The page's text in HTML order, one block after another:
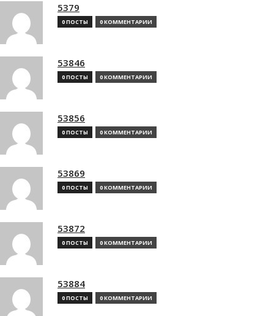
5379
0 ПОСТЫ 0 КОММЕНТАРИИ
53846
0 ПОСТЫ 0 КОММЕНТАРИИ
53856
0 ПОСТЫ 0 КОММЕНТАРИИ
53869
0 ПОСТЫ 0 КОММЕНТАРИИ
53872
0 ПОСТЫ 0 КОММЕНТАРИИ
53884
0 ПОСТЫ 0 КОММЕНТАРИИ